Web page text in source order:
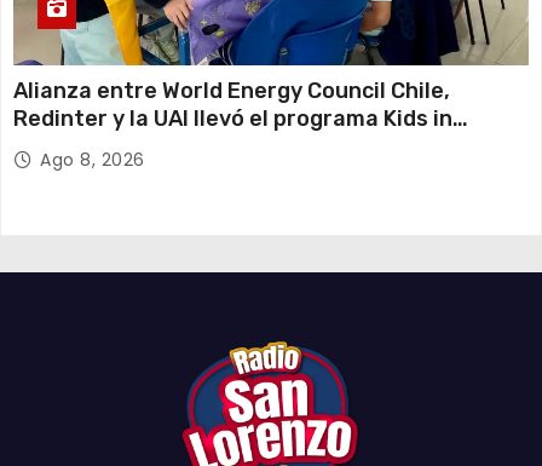
Alianza entre World Energy Council Chile,
Redinter y la UAI llevó el programa Kids in
Energy a Arica y Pozo Almonte
Ago 8, 2026